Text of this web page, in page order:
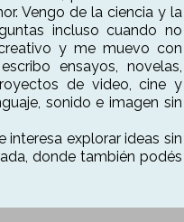
Vengo de la ciencia y la
incluso cuando no
y me muevo con
ensayos, novelas,
de video, cine y
sonido e imagen sin
interesa explorar ideas sin
donde también podés